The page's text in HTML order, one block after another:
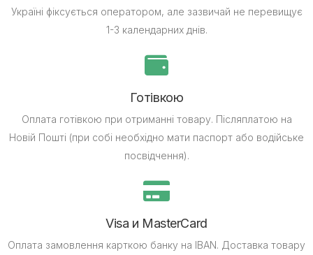
Україні фіксується оператором, але зазвичай не перевищує
1-3 календарних днів.
Готівкою
Оплата готівкою при отриманні товару. Післяплатою на
Новій Пошті (при собі необхідно мати паспорт або водійське
посвідчення).
Visa и MasterCard
Оплата замовлення карткою банку на IBAN. Доставка товару